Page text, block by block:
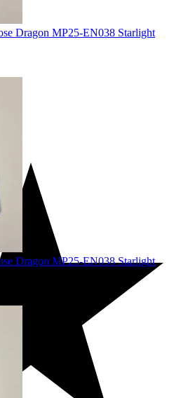
Dragon MP25-EN038 Starlight
Dragon MP25-EN038 Starlight